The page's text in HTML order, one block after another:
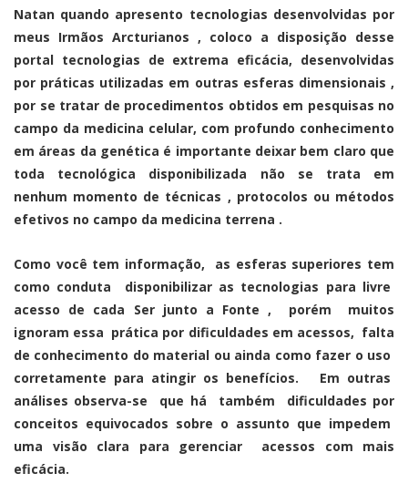
Natan quando apresento tecnologias desenvolvidas por
meus Irmãos Arcturianos , coloco a disposição desse
portal tecnologias de extrema eficácia, desenvolvidas
por práticas utilizadas em outras esferas dimensionais ,
por se tratar de procedimentos obtidos em pesquisas no
campo da medicina celular, com profundo conhecimento
em áreas da genética é importante deixar bem claro que
toda tecnológica disponibilizada não se trata em
nenhum momento de técnicas , protocolos ou métodos
efetivos no campo da medicina terrena .
Como você tem informação, as esferas superiores tem
como conduta disponibilizar as tecnologias para livre
acesso de cada Ser junto a Fonte , porém muitos
ignoram essa prática por dificuldades em acessos, falta
de conhecimento do material ou ainda como fazer o uso
corretamente para atingir os benefícios. Em outras
análises observa-se que há também dificuldades por
conceitos equivocados sobre o assunto que impedem
uma visão clara para gerenciar acessos com mais
eficácia.